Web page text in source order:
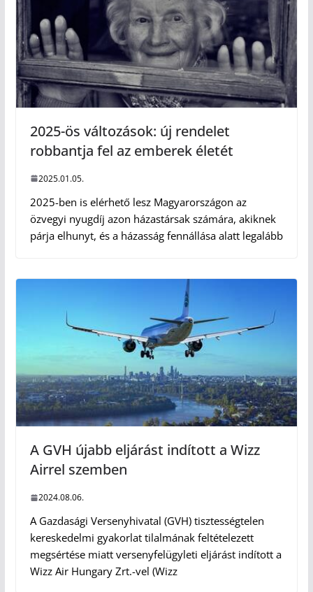
2025-ös változások: új rendelet
robbantja fel az emberek életét
2025.01.05.
2025-ben is elérhető lesz Magyarországon az
özvegyi nyugdíj azon házastársak számára, akiknek
párja elhunyt, és a házasság fennállása alatt legalább
A GVH újabb eljárást indított a Wizz
Airrel szemben
2024.08.06.
A Gazdasági Versenyhivatal (GVH) tisztességtelen
kereskedelmi gyakorlat tilalmának feltételezett
megsértése miatt versenyfelügyleti eljárást indított a
Wizz Air Hungary Zrt.-vel (Wizz